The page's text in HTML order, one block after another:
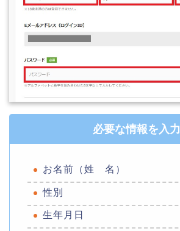
必要な情報を入力
お名前（姓 名）
性別
生年月日